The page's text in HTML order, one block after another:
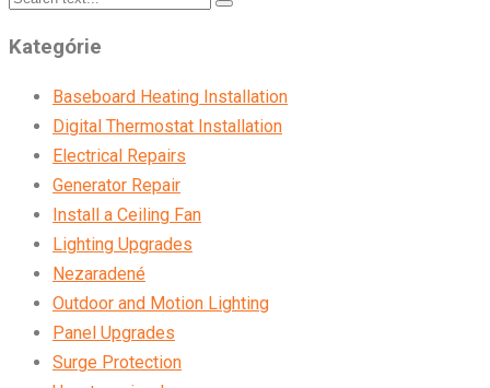
Kategórie
Baseboard Heating Installation
Digital Thermostat Installation
Electrical Repairs
Generator Repair
Install a Ceiling Fan
Lighting Upgrades
Nezaradené
Outdoor and Motion Lighting
Panel Upgrades
Surge Protection